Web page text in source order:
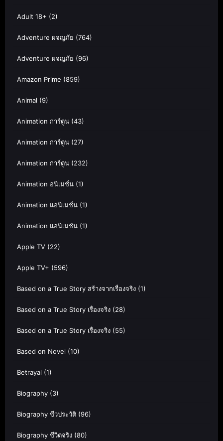
Adult 18+ (2)
Adventure ผจญภัย (764)
Adventure ผจญภัย (96)
Amazon Prime (859)
Animal (9)
Animation การ์ตูน (43)
Animation การ์ตูน (27)
Animation การ์ตูน (232)
Animation อนิเมชั่น (1)
Animation แอนิเมชั่น (1)
Animation แอนิเมชัน (1)
Apple TV (22)
Apple TV+ (596)
Based on a True Story สร้างจากเรื่องจริง (1)
Based on a True Story เรื่องจริง (28)
Based on a True Story เรื่องจริง (55)
Based on Novel (10)
Betrayal (1)
Biography (3)
Biography ชีวประวัติ (96)
Biography ชีวิตจริง (80)